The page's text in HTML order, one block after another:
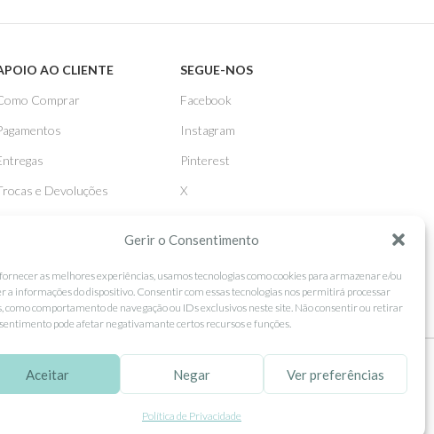
Gerir o Consentimento
as melhores experiências, usamos tecnologias como cookies para armazenar e/ou
a informações do dispositivo. Consentir com essas tecnologias nos permitirá processar
como comportamento de navegação ou IDs exclusivos neste site. Não consentir ou retirar
pode afetar negativamante certos recursos e funções.
Aceitar Negar Ver preferências
Política de Privacidade
AO CLIENTE
Comprar
e Devoluções
SEGUE-NOS
Facebook
Instagram
Pinterest
X
utilização. MORE INFO ACCEPT